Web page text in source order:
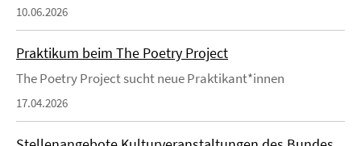
10.06.2026
Praktikum beim The Poetry Project
The Poetry Project sucht neue Praktikant*innen
17.04.2026